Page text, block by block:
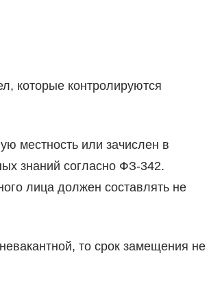
которые контролируются
местность или зачислен в
знаний согласно ФЗ-342.
лица должен составлять не
то срок замещения не